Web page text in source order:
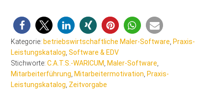
Kategorie: betriebswirtschaftliche Maler-Software Praxis-
Leistungskatalog ,Software & EDV
Stichworte:C.A.T.S.-WARICUM Maler-Software
Mitarbeiterführung Mitarbeitermotivation Praxis-
Leistungskatalog Zeitvorgabe